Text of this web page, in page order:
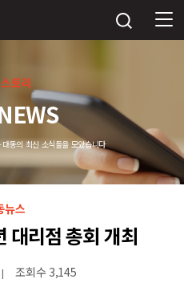
토리
동의 최신 소식들을 모았습니다
뉴스
대리점 총회 개최
| 조회수 3,145